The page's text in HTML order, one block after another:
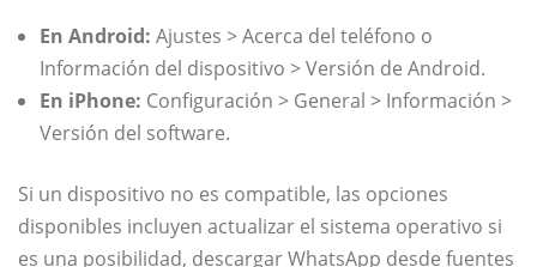
En Android: Ajustes > Acerca del teléfono o
Información del dispositivo > Versión de Android.
En iPhone: Configuración > General > Información >
Versión del software.
Si un dispositivo no es compatible, las opciones
disponibles incluyen actualizar el sistema operativo si
es una posibilidad, descargar WhatsApp desde fuentes